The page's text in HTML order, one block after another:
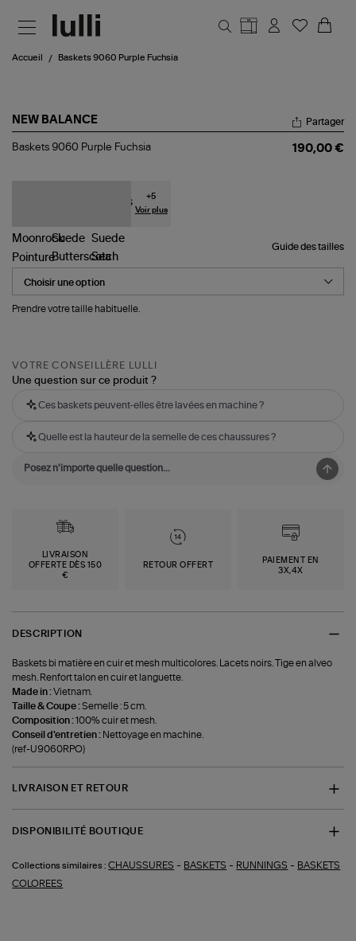
Accueil Baskets 9060 Purple Fuchsia
NEW BALANCE
Baskets
Partager
Baskets 9060 Purple Fuchsia 190,00 €
+5
Voir plus
Guide des tailles
Pointure
Prendre votre taille habituelle.
VOTRE CONSEILLÈRE LULLI
Une question sur ce produit ?
Ces baskets peuvent-elles être lavées en machine ?
Quelle est la hauteur de la semelle de ces chaussures ?
LIVRAISON
OFFERTE DÈS 150
€
RETOUR OFFERT
PAIEMENT EN
3X,4X
DESCRIPTION
Baskets bi matière en cuir et mesh multicolores. Lacets noirs. Tige en alveo
mesh. Renfort talon en cuir et languette.
Made in :Vietnam.
Taille & Coupe :Semelle : 5 cm.
Composition :100% cuir et mesh.
Conseil d'entretien : Nettoyage en machine.
(ref-U9060RPO)
LIVRAISON ET RETOUR
DISPONIBILITÉ BOUTIQUE
Collections similaires : CHAUSSURES - BASKETS - RUNNINGS - BASKETS
COLOREES